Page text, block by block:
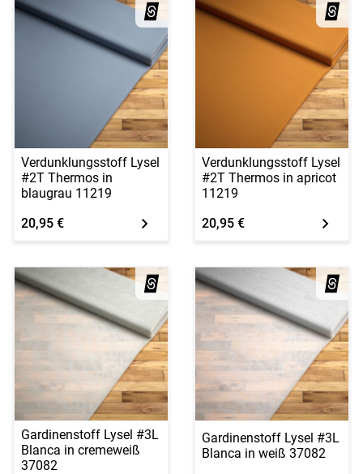
Verdunklungsstoff Lysel
#2T Thermos in
blaugrau 11219
20,95 €
Verdunklungsstoff Lysel
#2T Thermos in apricot
11219
20,95 €
Gardinenstoff Lysel #3L
Blanca in cremeweiß
37082
Gardinenstoff Lysel #3L
Blanca in weiß 37082